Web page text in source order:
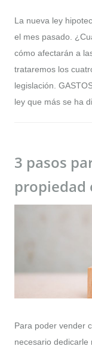
La nueva ley
el mes pasado.
cómo afectarán a
trataremos los
legislación.
ley que más se ha
3 pasos
propiedad
Para poder vender
necesario dedicarle